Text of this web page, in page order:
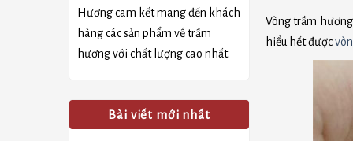
Vòng trầm
hiểu hết được
Hương cam kết mang đến khách
hàng các sản phẩm về trầm
hương với chất lượng cao nhất.
Bài viết mới nhất